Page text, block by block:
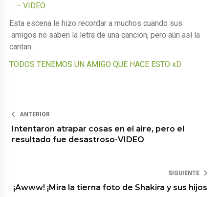
… – VIDEO
Esta escena le hizo recordar a muchos cuando sus
amigos no saben la letra de una canción, pero aún así la
cantan.
TODOS TENEMOS UN AMIGO QUE HACE ESTO xD
ANTERIOR
Intentaron atrapar cosas en el aire, pero el
resultado fue desastroso-VIDEO
SIGUIENTE
¡Awww! ¡Mira la tierna foto de Shakira y sus hijos